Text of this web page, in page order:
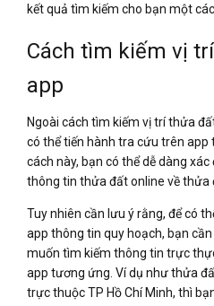
kết quả tìm kiếm cho bạn một
Cách tìm kiếm vị
app
Ngoài cách tìm kiếm vị trí thửa
có thể tiến hành tra cứu trên app
cách này, bạn có thể dễ dàng
thông tin thửa đất online về thửa
Tuy nhiên cần lưu ý rằng, để có
app thông tin quy hoạch, bạn
muốn tìm kiếm thông tin trực
app tương ứng. Ví dụ như thửa
trực thuộc TP Hồ Chí Minh, thì